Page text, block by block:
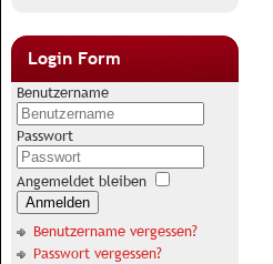
Login Form
Benutzername
Passwort
Angemeldet bleiben
Anmelden
Benutzername vergessen?
Passwort vergessen?